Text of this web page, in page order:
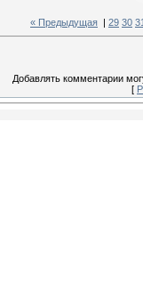
« Предыдущая 29 30
Добавлять комментарии
[